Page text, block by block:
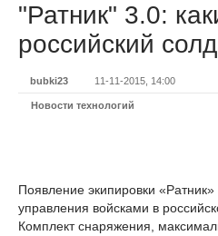
"Ратник" 3.0:
российский
bubki23 11-11-2015, 14:00
Новости технологий
Появление экипировки
управления войсками в
Комплект снаряжения,